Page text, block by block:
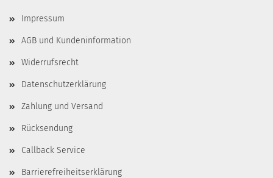
Impressum
AGB und Kundeninformation
Widerrufsrecht
Datenschutzerklärung
Zahlung und Versand
Rücksendung
Callback Service
Barrierefreiheitserklärung